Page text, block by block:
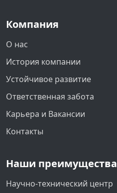
Компания
О нас
История компании
Устойчивое развитие
Ответственная забота
Карьера и Вакансии
Контакты
Наши преимущества
Научно-технический центр